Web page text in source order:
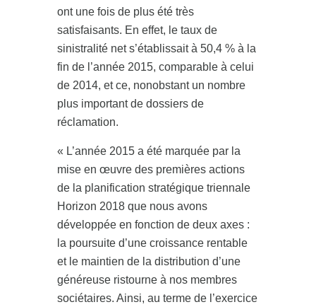
ont une fois de plus été très
satisfaisants. En effet, le taux de
sinistralité net s’établissait à 50,4 % à la
fin de l’année 2015, comparable à celui
de 2014, et ce, nonobstant un nombre
plus important de dossiers de
réclamation.
« L’année 2015 a été marquée par la
mise en œuvre des premières actions
de la planification stratégique triennale
Horizon 2018 que nous avons
développée en fonction de deux axes :
la poursuite d’une croissance rentable
et le maintien de la distribution d’une
généreuse ristourne à nos membres
sociétaires. Ainsi, au terme de l’exercice